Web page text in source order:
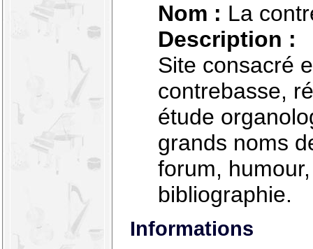
Nom : La
Description :
Site consacré
contrebasse,
étude
grands noms
forum,
bibliographie.
Informations